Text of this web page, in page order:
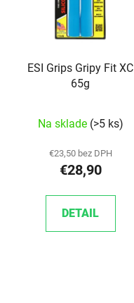
ESI Grips Gripy Fit XC
65g
Na sklade (>5 ks)
€23,50 bez DPH
€28,90
DETAIL